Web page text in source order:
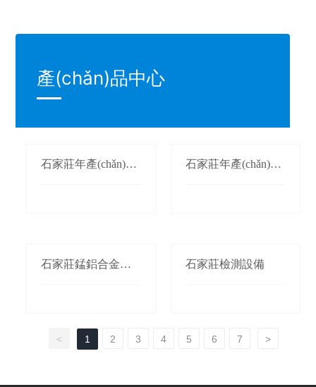
產(chǎn)品中心
石家莊年產(chǎn)1
石家莊年產(chǎn)3
石家莊錳鋁合金生
石家莊檢測設備
< 1 2 3 4 5 6 7 >